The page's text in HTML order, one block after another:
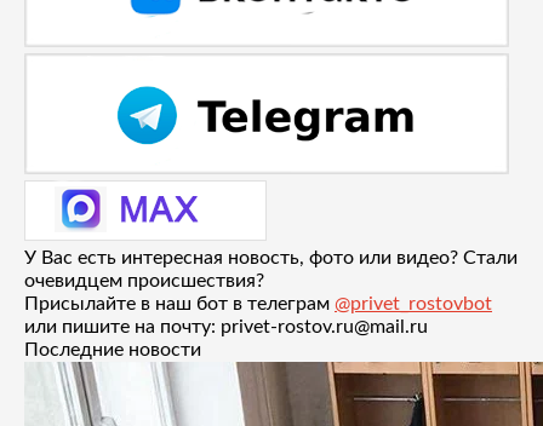
У Вас есть интересная новость, фото или видео? Стали
очевидцем происшествия?
Присылайте в наш бот в телеграм @privet_rostovbot
или пишите на почту: privet-rostov.ru@mail.ru
Последние новости